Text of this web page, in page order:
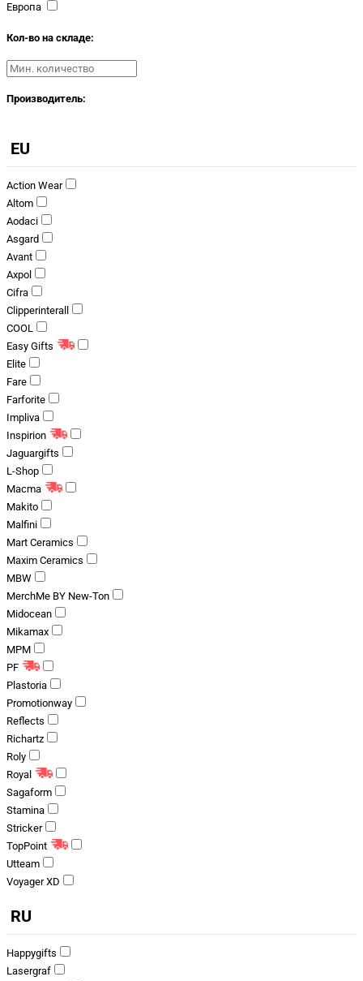
Европа
Кол-во на складе:
Производитель:
EU
Action Wear
Altom
Aodaci
Asgard
Avant
Axpol
Cifra
Clipperinterall
COOL
Easy Gifts
Elite
Fare
Farforite
Impliva
Inspirion
Jaguargifts
L-Shop
Macma
Makito
Malfini
Mart Ceramics
Maxim Ceramics
MBW
MerchMe BY New-Ton
Midocean
Mikamax
MPM
PF
Plastoria
Promotionway
Reflects
Richartz
Roly
Royal
Sagaform
Stamina
Stricker
TopPoint
Utteam
Voyager XD
RU
Happygifts
Lasergraf